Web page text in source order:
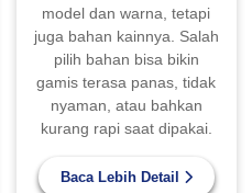
model dan warna, tetapi
juga bahan kainnya. Salah
pilih bahan bisa bikin
gamis terasa panas, tidak
nyaman, atau bahkan
kurang rapi saat dipakai.
Baca Lebih Detail